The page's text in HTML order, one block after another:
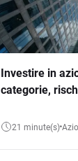
Investire in
categorie,
21 minute(s)